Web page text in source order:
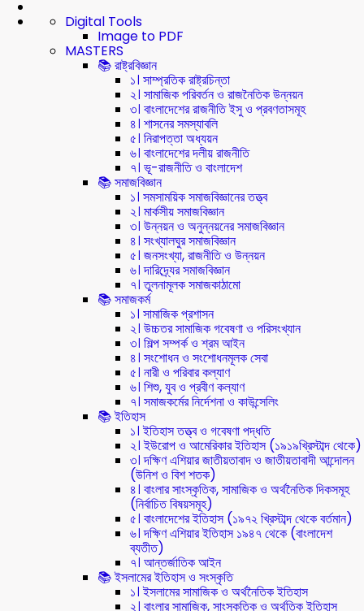
Digital Tools
Image to PDF
MASTERS
📚 রাষ্ট্রবিজ্ঞান
১। সাম্প্রতিক রাষ্ট্রচিন্তা
২। সামাজিক পরিবর্তন ও রাজনৈতিক উন্নয়ন
৩। বাংলাদেশের রাজনীতি ইসু ও প্রবণতাসমূহ
৪। শাসনের সমস্যাবলি
৫। নিরাপত্তা অধ্যয়ন
৬। বাংলাদেশের দলীয় রাজনীতি
৭। ভূ-রাজনীতি ও বাংলাদেশ
📚 সমাজবিজ্ঞান
১। সমসাময়িক সমাজবিজ্ঞানের তত্ত্ব
২। মার্কসীয় সমাজবিজ্ঞান
৩। উন্নয়ন ও অনুন্নয়নের সমাজবিজ্ঞান
৪। সংখ্যালঘুর সমাজবিজ্ঞান
৫। জনসংখ্যা, রাজনীতি ও উন্নয়ন
৬। দারিদ্র্যের সমাজবিজ্ঞান
৭। তুলনামূলক সমাজকাঠামো
📚 সমাজকর্ম
১। সামাজিক প্রশাসন
২। উচ্চতর সামাজিক গবেষণা ও পরিসংখ্যান
৩। শিল্প সম্পর্ক ও শ্রম আইন
৪। সংশোধন ও সংশোধনমূলক সেবা
৫। নারী ও পরিবার কল্যাণ
৬। শিশু, যুব ও প্রবীণ কল্যাণ
৭। সমাজকর্মের নির্দেশনা ও কাউন্সেলিং
📚 ইতিহাস
১। ইতিহাস তত্ত্ব ও গবেষণা পদ্ধতি
২। ইউরোপ ও আমেরিকার ইতিহাস (১৯১৯খ্রিস্টাব্দ থেকে)
৩। দক্ষিণ এশিয়ার জাতীয়তাবাদ ও জাতীয়তাবাদী আন্দোলন
(উনিশ ও বিশ শতক)
৪। বাংলার সাংস্কৃতিক, সামাজিক ও অর্থনৈতিক দিকসমূহ
(নির্বাচিত বিষয়সমূহ)
৫। বাংলাদেশের ইতিহাস (১৯৭২ খ্রিস্টাব্দ থেকে বর্তমান)
৬। দক্ষিণ এশিয়ার ইতিহাস ১৯৪৭ থেকে (বাংলাদেশ
ব্যতীত)
৭। আন্তর্জাতিক আইন
📚 ইসলামের ইতিহাস ও সংস্কৃতি
১। ইসলামের সামাজিক ও অর্থনৈতিক ইতিহাস
২। বাংলার সামাজিক, সাংস্কৃতিক ও অর্থতিক ইতিহাস